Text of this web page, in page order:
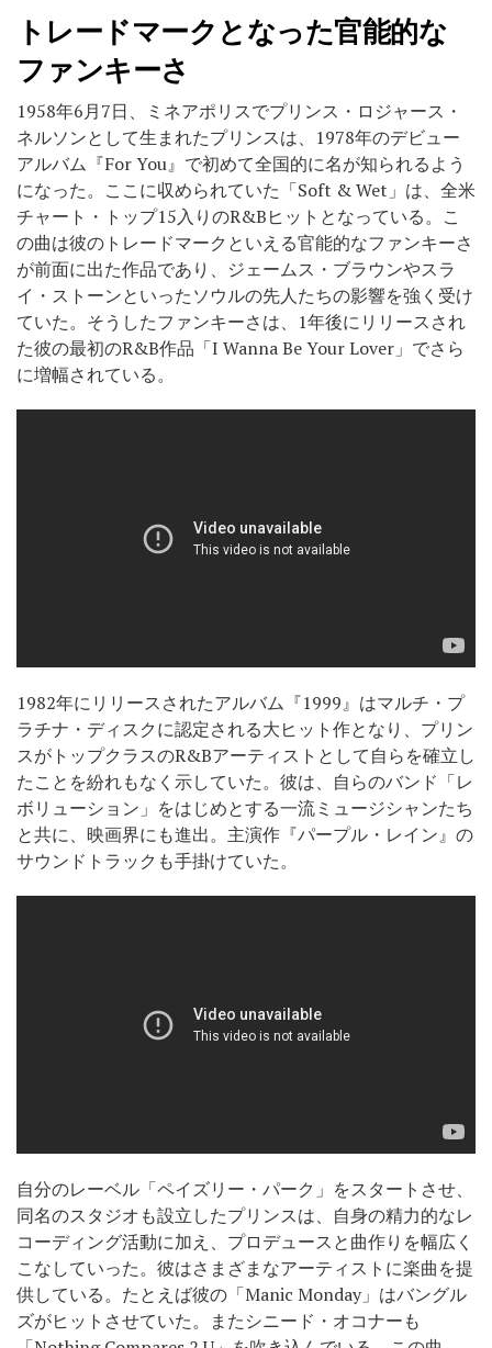
トレードマークとなった官能的な
ファンキーさ
1958年6月7日、ミネアポリスでプリンス・ロジャース・
ネルソンとして生まれたプリンスは、1978年のデビュー
アルバム『For You』で初めて全国的に名が知られるよう
になった。ここに収められていた「Soft & Wet」は、全米
チャート・トップ15入りのR&Bヒットとなっている。こ
の曲は彼のトレードマークといえる官能的なファンキーさ
が前面に出た作品であり、ジェームス・ブラウンやスラ
イ・ストーンといったソウルの先人たちの影響を強く受け
ていた。そうしたファンキーさは、1年後にリリースされ
た彼の最初のR&B作品「I Wanna Be Your Lover」でさら
に増幅されている。
1982年にリリースされたアルバム『1999』はマルチ・プ
ラチナ・ディスクに認定される大ヒット作となり、プリン
スがトップクラスのR&Bアーティストとして自らを確立し
たことを紛れもなく示していた。彼は、自らのバンド「レ
ボリューション」をはじめとする一流ミュージシャンたち
と共に、映画界にも進出。主演作『パープル・レイン』の
サウンドトラックも手掛けていた。
自分のレーベル「ペイズリー・パーク」をスタートさせ、
同名のスタジオも設立したプリンスは、自身の精力的なレ
コーディング活動に加え、プロデュースと曲作りを幅広く
こなしていった。彼はさまざまなアーティストに楽曲を提
供している。たとえば彼の「Manic Monday」はバングル
ズがヒットさせていた。またシニード・オコナーも